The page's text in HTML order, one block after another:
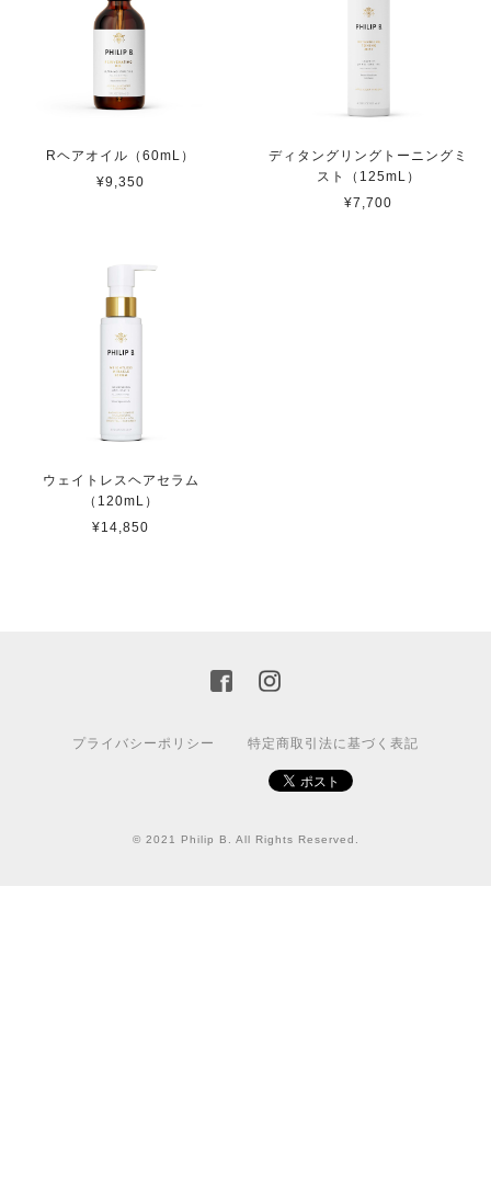
Rヘアオイル（60mL）
¥9,350
ディタングリングトーニングミ
スト（125mL）
¥7,700
ウェイトレスヘアセラム
（120mL）
¥14,850
プライバシーポリシー 特定商取引法に基づく表記
© 2021 Philip B. All Rights Reserved.